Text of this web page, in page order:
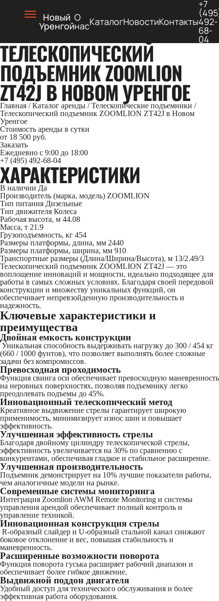
Новый
Уренгой
О
насКаталогНовостиКонтакты
+7
492-
68-
04
ТЕЛЕСКОПИЧЕСКИЙ
ПОДЪЕМНИК ZOOMLION
ZT42J В НОВОМ УРЕНГОЕ
Главная / Каталог аренды / Телескопические подъемники /
Телескопический подъемник ZOOMLION ZT42J в Новом
Уренгое
Стоимость аренды в сутки
от 18 500 руб.
Заказать
Ежедневно с 9:00 до 18:00
+7 (495) 492-68-04
ХАРАКТЕРИСТИКИ
В наличии Да
Производитель (марка, модель) ZOOMLION
Тип питания Дизельные
Тип движителя Колеса
Рабочая высота, м 44.08
Масса, т 21.9
Грузоподъемность, кг 454
Размеры платформы, длина, мм 2440
Размеры платформы, ширина, мм 910
Транспортные размеры (Длина/Ширина/Высота), м 13/2.49/3
Телескопический подъемник ZOOMLION ZT42J — это
воплощение инноваций и мощности, идеально подходящее для
работы в самых сложных условиях. Благодаря своей передовой
конструкции и множеству уникальных функций, он
обеспечивает непревзойденную производительность и
надежность.
Ключевые характеристики и
преимущества
Двойная емкость конструкции
Уникальная способность выдерживать нагрузку до 300 / 454 кг
(660 / 1000 фунтов), что позволяет выполнять более сложные
задачи без компромиссов.
Превосходная проходимость
Функция свинга оси обеспечивает превосходную маневренность
на неровных поверхностях, позволяя подъемнику легко
преодолевать подъемы до 45%.
Инновационный телескопический метод
Креативное выдвижение стрелы гарантирует широкую
применимость, минимизирует износ шин и повышает
эффективность.
Улучшенная эффективность стрелы
Благодаря двойному цилиндру телескопической стрелы,
эффективность увеличивается на 30% по сравнению с
конкурентами, обеспечивая гладкое и стабильное расширение.
Улучшенная производительность
Подъемник демонстрирует на 10% лучшие показатели работы,
чем аналогичные модели на рынке.
Современные системы мониторинга
Интеграция Zoomlion AWM Remote Monitoring и системы
управления арендой обеспечивает полный контроль и
управление техникой.
Инновационная конструкция стрелы
R-образный слайдер и U-образный стальной канал снижают
боковое отклонение и вес, повышая стабильность и
маневренность.
Расширенные возможности поворота
Функция поворота гуська расширяет рабочий диапазон и
обеспечивает более гибкое движение.
Выдвижной поддон двигателя
Удобный доступ для технического обслуживания и более
эффективная работа оборудования.